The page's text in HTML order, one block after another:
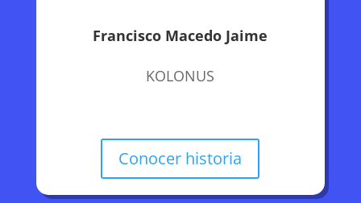
Francisco Macedo Jaime
KOLONUS
Conocer historia